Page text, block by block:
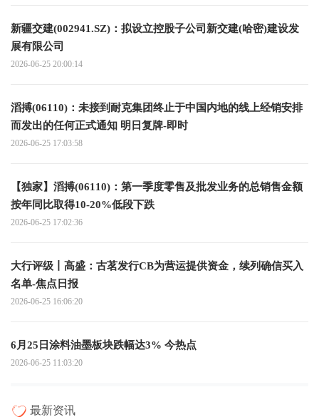
新疆交建(002941.SZ)：拟设立控股子公司新交建(哈密)建设发
展有限公司
2026-06-25 20:00:14
滔搏(06110)：未接到耐克集团终止于中国内地的线上经销安排
而发出的任何正式通知 明日复牌-即时
2026-06-25 17:03:58
【独家】滔搏(06110)：第一季度零售及批发业务的总销售金额
按年同比取得10-20%低段下跌
2026-06-25 17:02:36
大行评级丨高盛：古茗发行CB为营运提供资金，续列确信买入
名单-焦点日报
2026-06-25 16:06:20
6月25日涂料油墨板块跌幅达3% 今热点
2026-06-25 11:03:20
最新资讯